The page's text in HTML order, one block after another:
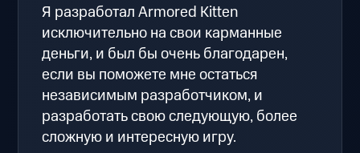
Я разработал Armored Kitten
исключительно на свои карманные
деньги, и был бы очень благодарен,
если вы поможете мне остаться
независимым разработчиком, и
разработать свою следующую, более
сложную и интересную игру.